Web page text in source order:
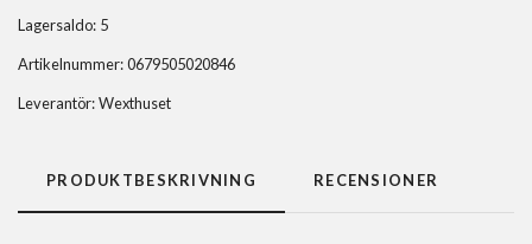
Lagersaldo: 5
Artikelnummer:0679505020846
Leverantör:Wexthuset
PRODUKTBESKRIVNING RECENSIONER